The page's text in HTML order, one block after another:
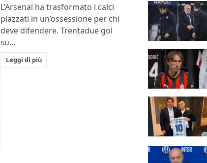
L’Arsenal ha trasformato i calci
piazzati in un’ossessione per chi
deve difendere. Trentadue gol
su...
Leggi di più